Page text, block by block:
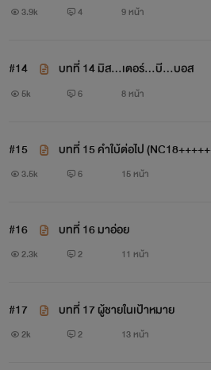
จะไม่สามารถเข้าสู่ระบบได้อีก
ถ้าทำความเข้าใจกับเกมส์นี้
Login เข้าสู่ระบบได้เลย เกมส์มากม
****ข้อควรระวัง****
คุณไม่สามารถเคลียเกมส์ได้ คุณก็จะ
สามารถเปลี่ยนไปเล่นกรุ๊ปอื่นได้)
โปรดจงใช้วิจารณญาณในการ
เกมส์ออนไลน์เกมส์หนึ่งเท่านั้น ถึ
3.9k 4 9 หน้า
#14 บทที่ 14 มิส…เตอร์…บี…บอส
5k 6 8 หน้า
#15 บทที่ 15 คำใบ้ต่อไป
3.5k 6 15 หน้า
#16 บทที่ 16 มาอ่อย
2.3k 2 11 หน้า
#17 บทที่ 17 ผู้ชายในเป้าหมาย
2k 2 13 หน้า